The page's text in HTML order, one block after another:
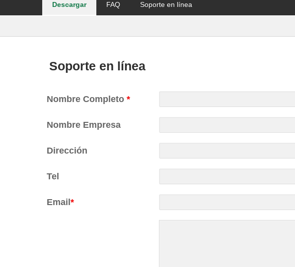
Descargar FAQ Soporte en línea
Soporte en línea
Nombre Completo *
Nombre Empresa
Dirección
Tel
Email *